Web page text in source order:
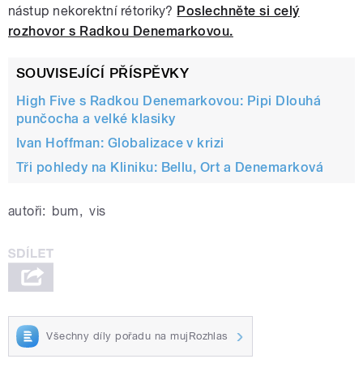
nástup nekorektní rétoriky? Poslechněte si celý
rozhovor s Radkou Denemarkovou.
SOUVISEJÍCÍ PŘÍSPĚVKY
High Five s Radkou Denemarkovou: Pipi Dlouhá
punčocha a velké klasiky
Ivan Hoffman: Globalizace v krizi
Tři pohledy na Kliniku: Bellu, Ort a Denemarková
autoři: bum, vis
Všechny díly pořadu na mujRozhlas